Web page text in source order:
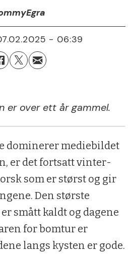
Egra
07.02.2025 - 06:39
er over ett år gammel.
dominerer mediebildet
er det fortsatt vinter-
som er størst og gir
Den største
smått kaldt og dagene
for bomtur er
langs kysten er gode.